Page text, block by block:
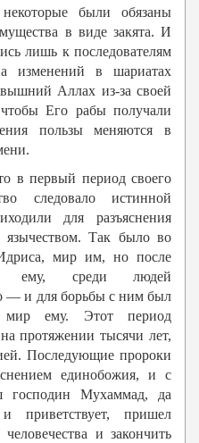
были обязаны
в виде закята. И
лишь к последователям
изменений в шариатах
Аллах из-за своей
Его рабы получали
пользы меняются в
в первый период своего
следовало истинной
для разъяснения
Так было во
мир им, но после
ему, среди людей
— и для борьбы с ним был
мир ему. Этот период
протяжении тысячи лет,
Последующие пророки
единобожия, и с
господин Мухаммад, да
приветствует, пришел
и закончить